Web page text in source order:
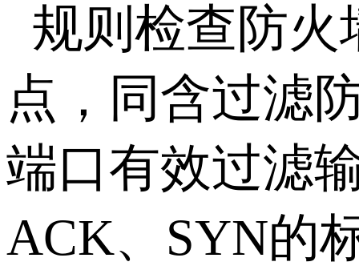
规则检查防火
点，同含过滤
端口有效过滤
ACK、SYN的